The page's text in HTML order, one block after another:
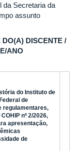
da Secretaria da
assunto
DISCENTE /
ANO
do Instituto de
de
regulamentares,
nº 2/2026,
apresentação,
de